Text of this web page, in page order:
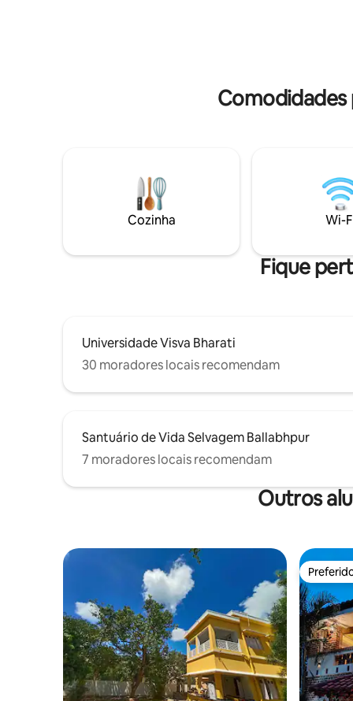
Cozinha Wi-
Fique
Universidade Visva Bharati
30 moradores locais recomendam
Santuário de Vida Selvagem Ballabhpur
7 moradores locais recomendam
Outros